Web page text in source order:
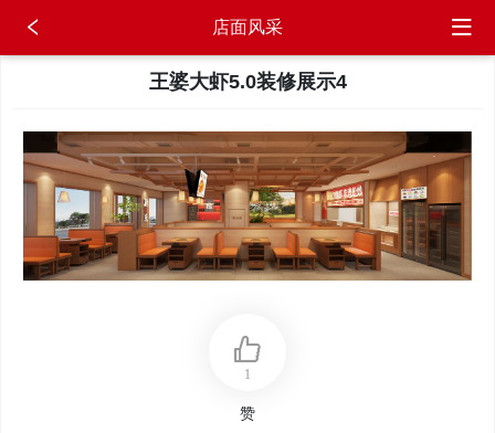
店面风采
王婆大虾5.0装修展示4
1
赞